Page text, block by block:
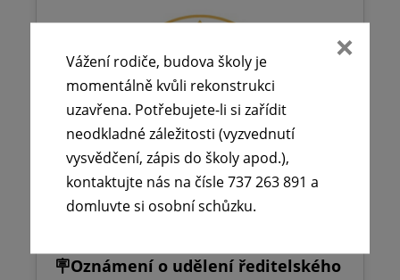
🪧Oznámení o udělení ředitelského
Vážení rodiče, budova školy je
momentálně kvůli rekonstrukci
uzavřena. Potřebujete-li si zařídit
neodkladné záležitosti (vyzvednutí
vysvědčení, zápis do školy apod.),
kontaktujte nás na čísle 737 263 891 a
domluvte si osobní schůzku.